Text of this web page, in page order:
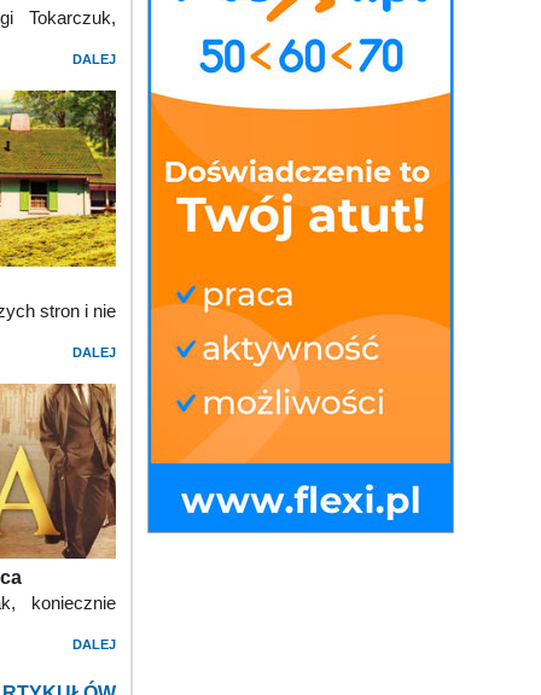
Tokarczuk,
DALEJ
stron i nie
DALEJ
koniecznie
DALEJ